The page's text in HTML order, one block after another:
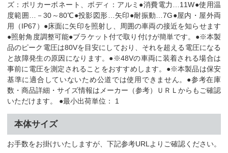
ズ：ポリカーボネート、ボディ：アルミ●消費電力…11W●使用温
度範囲…－30～80℃●投影図形…矢印●耐振動…7G●屋内・屋外両
用（IP67）●床面に矢印を照射し、周囲の車両の接近を知らせます
●照射角度調整可能●ブラケット付で取り付けが簡単です。●※本製
品のピーク電圧は80Vを目安にしており、それを超える電圧になる
と故障発生の原因になります。●※48Vの車両に装着される場合は
事前に電圧を測定されることをおすすめします。●※本製品は保安
基準に適合していないため公道では使用できません。●参考在庫
数・商品詳細・サイズ情報はメーカー（参考）ＵＲＬからもご確認
いただけます。 ●最小出荷単位： 1
本体サイズ
お手数をお掛けいたしますが、下記参考URLよりご確認ください。